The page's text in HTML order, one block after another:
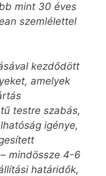
mint 30 éves
szemlélettel
kezdődött
amelyek
testre szabás,
igénye,
mindössze 4-6
határidők,